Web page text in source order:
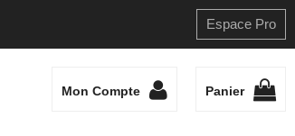
Espace Pro
Mon Compte Panier